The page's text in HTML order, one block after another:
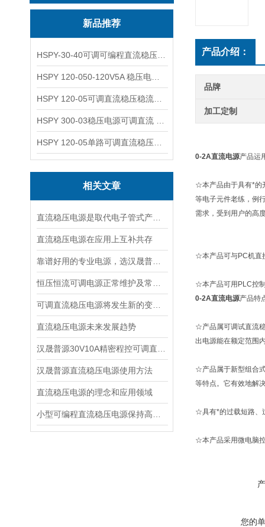
新品推荐
相关文章
直流稳压电源在应用上互补共存
直流稳压电源未来发展趋势
汉晟普源直流稳压电源使用方法
直流稳压电源的理念和应用领域
产品介绍：
品牌
加工定制
0-2A直流电源产品运
☆本产品由于具有*的
等电子元件老练，例
需求，受到用户的高
☆本产品可与PC机直
☆本产品可用PLC控
0-2A直流电源产品特
☆产品属可调试直流
出电源能在额定范围
☆产品属于新型组合
等特点。它有效地解
☆具有*的过载短路、
☆本产品采用微电脑
您的